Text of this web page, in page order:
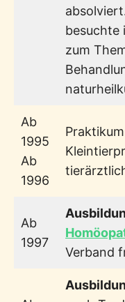
besuchte
zum
Ab
1995
Ab
1996
Ab
1997
Verband